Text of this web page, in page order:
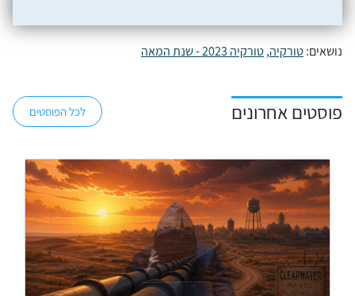
נושאים:טורקיה,טורקיה 2023 - שנת המאה
פוסטים אחרונים לכל הפוסטים